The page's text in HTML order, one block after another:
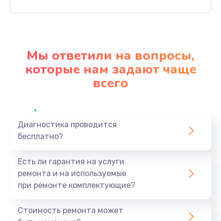
Заказать
Профилактическая чистка
Заказать
1440 руб.
Мы ответили на вопросы,
которые нам задают чаще
всего
Диагностика проводится
бесплатно?
Есть ли гарантия на услуги
ремонта и на используемые
при ремонте комплектующие?
Стоимость ремонта может